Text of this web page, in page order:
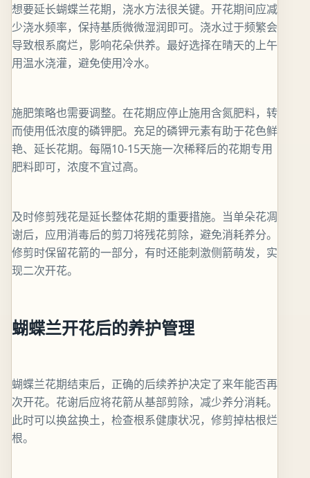
想要延长蝴蝶兰花期，浇水方法很关键。开花期间应减
少浇水频率，保持基质微微湿润即可。浇水过于频繁会
导致根系腐烂，影响花朵供养。最好选择在晴天的上午
用温水浇灌，避免使用冷水。
施肥策略也需要调整。在花期应停止施用含氮肥料，转
而使用低浓度的磷钾肥。充足的磷钾元素有助于花色鲜
艳、延长花期。每隔10-15天施一次稀释后的花期专用
肥料即可，浓度不宜过高。
及时修剪残花是延长整体花期的重要措施。当单朵花凋
谢后，应用消毒后的剪刀将残花剪除，避免消耗养分。
修剪时保留花箭的一部分，有时还能刺激侧箭萌发，实
现二次开花。
蝴蝶兰开花后的养护管理
蝴蝶兰花期结束后，正确的后续养护决定了来年能否再
次开花。花谢后应将花箭从基部剪除，减少养分消耗。
此时可以换盆换土，检查根系健康状况，修剪掉枯根烂
根。